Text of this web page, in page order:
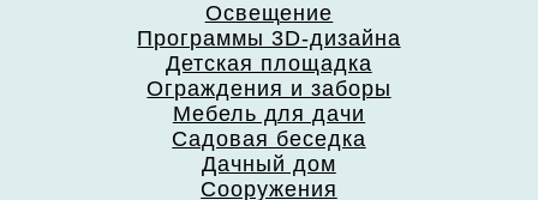
Освещение
Программы 3D-дизайна
Детская площадка
Ограждения и заборы
Мебель для дачи
Садовая беседка
Дачный дом
Сооружения